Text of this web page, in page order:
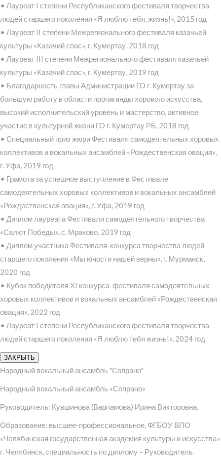
• Лауреат I степени Республиканского фестиваля творчества
людей старшего поколения «Я люблю тебя, жизнь!», 2015 год
• Лауреат II степени Межрегионального фестиваля казачьей
культуры «Казачий спас», г. Кумертау, 2018 год
• Лауреат III степени Межрегионального фестиваля казачьей
культуры «Казачий спас», г. Кумертау, 2019 год
• Благодарность главы Администрации ГО г. Кумертау за
большую работу в области пропаганды хорового искусства,
высокий исполнительский уровень и мастерство, активное
участие в культурной жизни ГО г. Кумертау РБ, 2018 год
• Специальный приз жюри Фестиваля самодеятельных хоровых
коллективов и вокальных ансамблей «Рождественская овация»,
г. Уфа, 2019 год
• Грамота за успешное выступление в Фестивале
самодеятельных хоровых коллективов и вокальных ансамблей
«Рождественская овация», г. Уфа, 2019 год
• Диплом лауреата Фестиваля самодеятельного творчества
«Салют Победы», с. Мраково, 2019 год
• Диплом участника Фестиваля-конкурса творчества людей
старшего поколения «Мы юности нашей верны», г. Мурманск,
2020 год
• Кубок победителя XI конкурса-фестиваля самодеятельных
хоровых коллективов и вокальных ансамблей «Рождественская
овация», 2022 год
• Лауреат I степени Республиканского фестиваля творчества
людей старшего поколения «Я люблю тебя жизнь!», 2024 год
ЗАКРЫТЬ
Народный вокальный ансамбль "Сопрано"
Народный вокальный ансамбль «Сопрано»
Руководитель: Кувшинова (Варламова) Ирина Викторовна.
Образование: высшее-профессиональное, ФГБОУ ВПО
«Челябинская государственная академия культуры и искусства»
г. Челябинск, специальность по диплому – Руководитель